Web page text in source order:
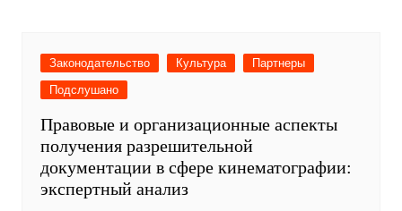
Законодательство Культура
Партнеры
Подслушано
Правовые и организационные аспекты
получения разрешительной
документации в сфере кинематографии:
экспертный анализ